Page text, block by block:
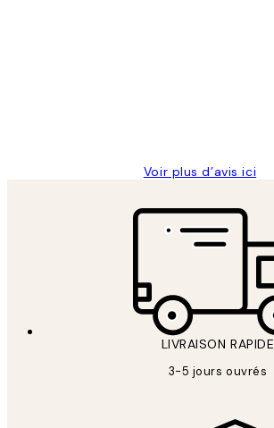
Voir plus d’avis ici
LIVRAISON RAPIDE
3-5 jours ouvrés